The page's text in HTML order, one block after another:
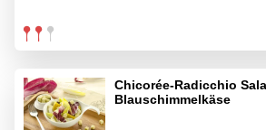
Chicorée-Radicchio
Blauschimmelkäse